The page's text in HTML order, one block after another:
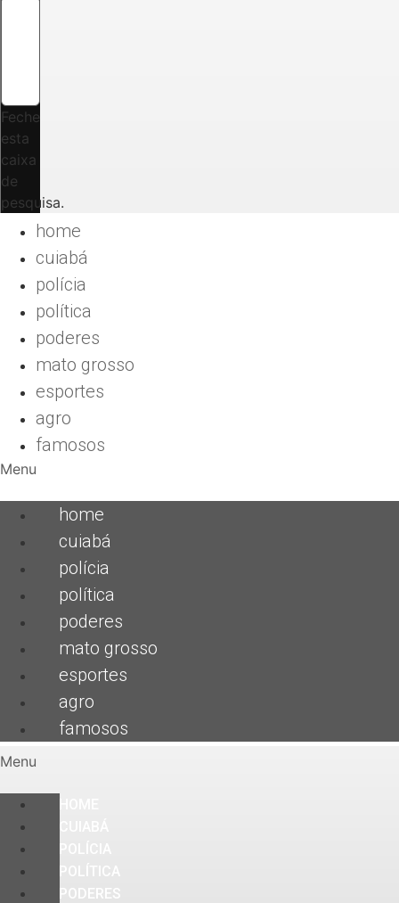
Feche
esta
caixa
de
pesquisa.
home
cuiabá
polícia
política
poderes
mato grosso
esportes
agro
famosos
Menu
home
cuiabá
polícia
política
poderes
mato grosso
esportes
agro
famosos
Menu
PODERES